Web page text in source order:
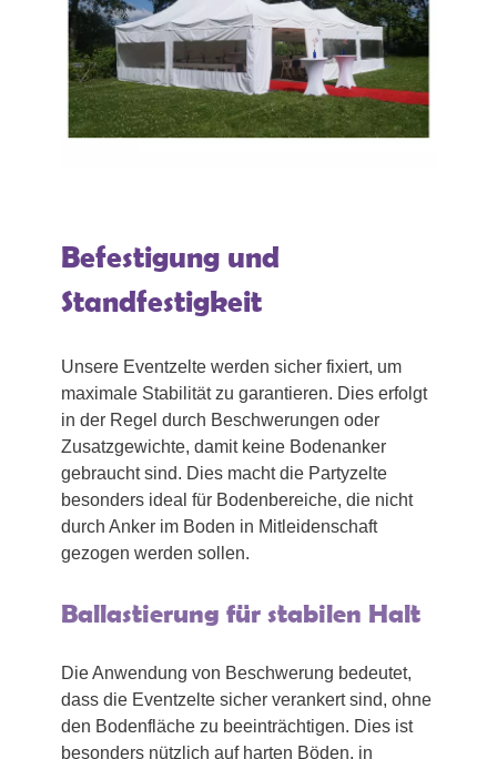
Befestigung und
Standfestigkeit
Unsere Eventzelte werden sicher fixiert, um
maximale Stabilität zu garantieren. Dies erfolgt
in der Regel durch Beschwerungen oder
Zusatzgewichte, damit keine Bodenanker
gebraucht sind. Dies macht die Partyzelte
besonders ideal für Bodenbereiche, die nicht
durch Anker im Boden in Mitleidenschaft
gezogen werden sollen.
Ballastierung für stabilen Halt
Die Anwendung von Beschwerung bedeutet,
dass die Eventzelte sicher verankert sind, ohne
den Bodenfläche zu beeinträchtigen. Dies ist
besonders nützlich auf harten Böden, in